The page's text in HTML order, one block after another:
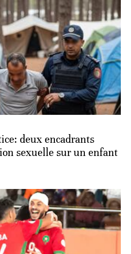
deux encadrants
sexuelle sur un enfant